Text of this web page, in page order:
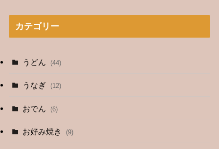
カテゴリー
うどん (44)
うなぎ (12)
おでん (6)
お好み焼き (9)